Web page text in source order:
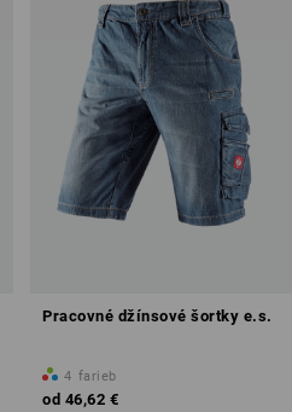
Pracovné džínsové šortky e.s.
4 farieb
od 46,62 €